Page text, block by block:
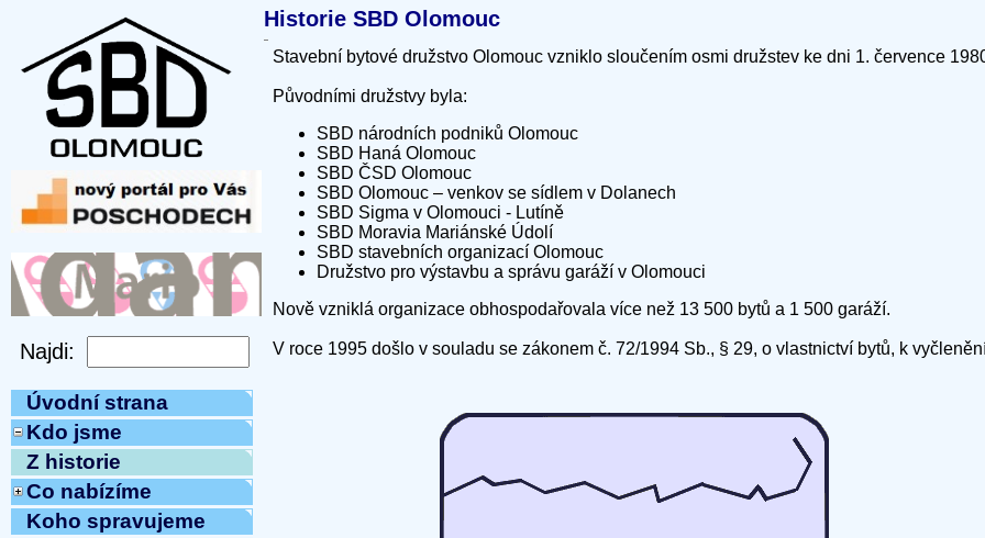
Úvodní strana
Kdo jsme
Z historie
Co nabízíme
Koho spravujeme
Historie SBD Olomouc
Stavební bytové družstvo Olomouc vzniklo sloučením osmi družstev ke dni 1. července
Původními družstvy byla:
SBD národních podniků Olomouc
SBD Haná Olomouc
SBD ČSD Olomouc
SBD Olomouc – venkov se sídlem v Dolanech
SBD Sigma v Olomouci - Lutíně
SBD Moravia Mariánské Údolí
SBD stavebních organizací Olomouc
Družstvo pro výstavbu a správu garáží v Olomouci
Nově vzniklá organizace obhospodařovala více než 13 500 bytů a 1 500 garáží.
V roce 1995 došlo v souladu se zákonem č. 72/1994 Sb., § 29, o vlastnictví bytů, k